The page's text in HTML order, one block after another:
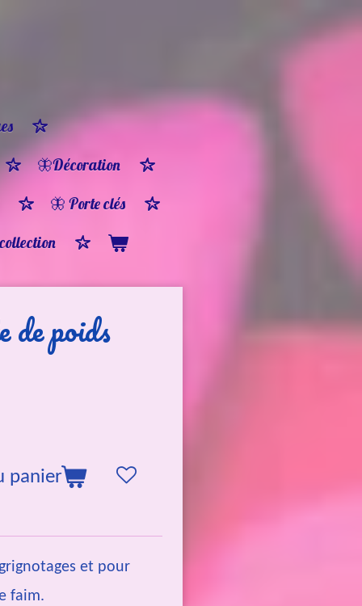
🦋Décoration
🦋 Porte clés
poids
panier
et pour
faim.